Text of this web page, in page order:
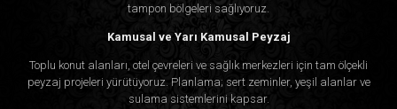
tampon bölgeleri sağlıyoruz.
Kamusal ve Yarı Kamusal Peyzaj
Toplu konut alanları, otel çevreleri ve sağlık merkezleri için tam ölçekli
peyzaj projeleri yürütüyoruz. Planlama; sert zeminler, yeşil alanlar ve
sulama sistemlerini kapsar.